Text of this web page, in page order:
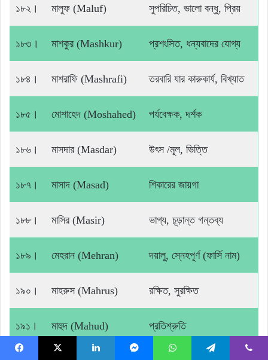
১৮২। মালুফ (Maluf) সুপরিচিত, ভালো বন্ধু, প্রিয়
১৮৩। মাশকুর (Mashkur) প্রশংসিত, ধন্যবাদের যোগ্য
১৮৪। মাশরাফি (Mashrafi) তরবারি যার কারুকার্য, বিখ্যাত
১৮৫। মোশাহেদ (Moshahed) পর্যবেক্ষক, দর্শক
১৮৬। মাসদার (Masdar) উৎস /মূল, ভিত্তি
১৮৭। মাসাদ (Masad) শিকারের জায়গা
১৮৮। মাসির (Masir) ভাগ্য, চূড়ান্ত গন্তব্য
১৮৯। মেহরান (Mehran) দয়ালু, স্নেহপূর্ণ (ফার্সি নাম)
১৯০। মাহরুস (Mahrus) রক্ষিত, সুরক্ষিত
১৯১। মাহুদ (Mahud) প্রতিশ্রুতি